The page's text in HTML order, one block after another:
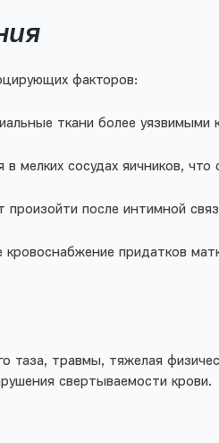
факторов:
ткани более уязвимыми
мелких сосудах яичников, что
после интимной
придатков
таза, травмы, тяжелая
свертываемости крови.